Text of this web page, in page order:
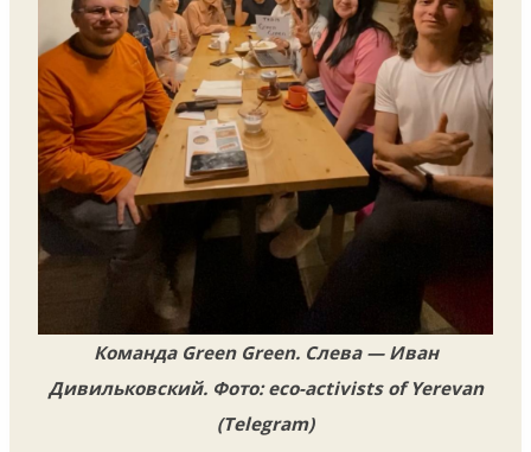
Команда Green Green. Слева —Иван
Дивильковский. Фото: eco-activists of Yerevan
(Telegram)